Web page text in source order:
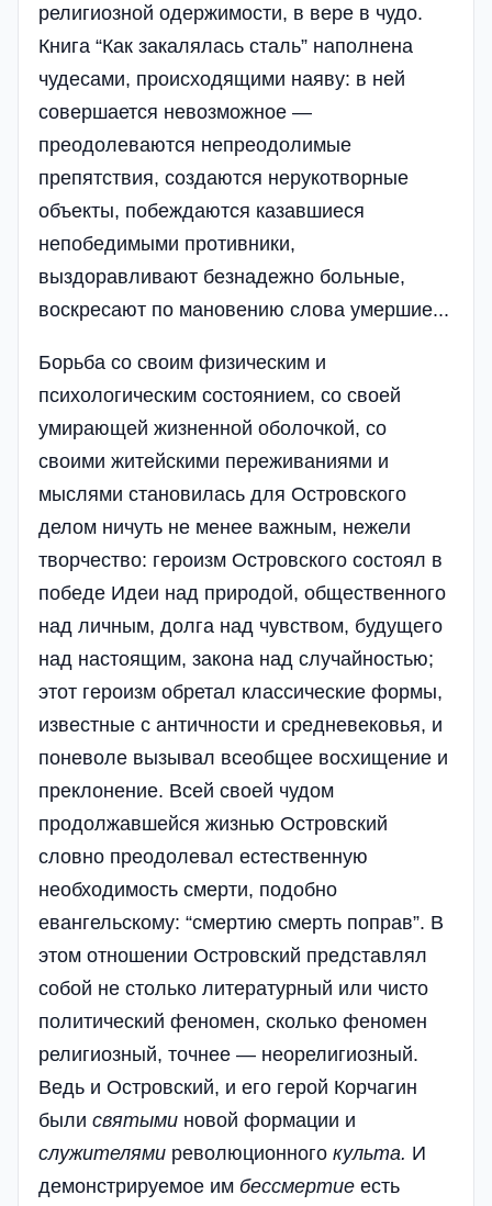
религиозной одержимости, в вере в чудо.
Книга “Как закалялась сталь” наполнена
чудесами, происходящими наяву: в ней
совершается невозможное —
преодолеваются непреодолимые
препятствия, создаются нерукотворные
объекты, побеждаются казавшиеся
непобедимыми противники,
выздоравливают безнадежно больные,
воскресают по мановению слова умершие...
Борьба со своим физическим и
психологическим состоянием, со своей
умирающей жизненной оболочкой, со
своими житейскими переживаниями и
мыслями становилась для Островского
делом ничуть не менее важным, нежели
творчество: героизм Островского состоял в
победе Идеи над природой, общественного
над личным, долга над чувством, будущего
над настоящим, закона над случайностью;
этот героизм обретал классические формы,
известные с античности и средневековья, и
поневоле вызывал всеобщее восхищение и
преклонение. Всей своей чудом
продолжавшейся жизнью Островский
словно преодолевал естественную
необходимость смерти, подобно
евангельскому: “смертию смерть поправ”. В
этом отношении Островский представлял
собой не столько литературный или чисто
политический феномен, сколько феномен
религиозный, точнее — неорелигиозный.
Ведь и Островский, и его герой Корчагин
были святыми новой формации и
служителями революционного культа. И
демонстрируемое им бессмертие есть